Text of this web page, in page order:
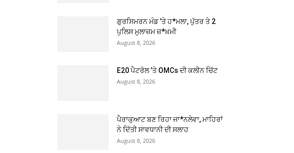
ਗੁਰਸਿਮਰਨ ਮੰਡ ’ਤੇ ਹ*ਮਲਾ, ਪੁੱਤਰ ਤੇ 2
ਪੁਲਿਸ ਮੁਲਾਜ਼ਮ ਜ਼*ਖ਼ਮੀ
August 8, 2026
E20 ਪੈਟਰੋਲ ’ਤੇ OMCs ਦੀ ਕਲੀਨ ਚਿੱਟ
August 8, 2026
ਪੈਰਾਕੁਆਟ ਬਣ ਰਿਹਾ ਜਾ*ਨਲੇਵਾ, ਮਾਹਿਰਾਂ
ਨੇ ਦਿੱਤੀ ਸਾਵਧਾਨੀ ਦੀ ਸਲਾਹ
August 8, 2026